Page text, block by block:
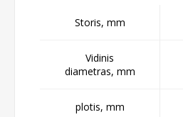
Storis, mm
Vidinis
diametras, mm
plotis, mm